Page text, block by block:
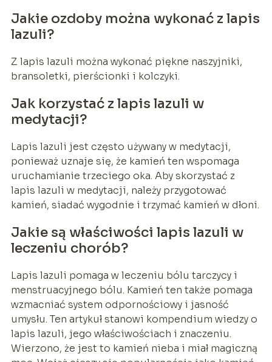
Jakie ozdoby można wykonać z lapis
lazuli?
Z lapis lazuli można wykonać piękne naszyjniki,
bransoletki, pierścionki i kolczyki.
Jak korzystać z lapis lazuli w
medytacji?
Lapis lazuli jest często używany w medytacji,
ponieważ uznaje się, że kamień ten wspomaga
uruchamianie trzeciego oka. Aby skorzystać z
lapis lazuli w medytacji, należy przygotować
kamień, siadać wygodnie i trzymać kamień w dłoni.
Jakie są właściwości lapis lazuli w
leczeniu chorób?
Lapis lazuli pomaga w leczeniu bólu tarczycy i
menstruacyjnego bólu. Kamień ten także pomaga
wzmacniać system odpornościowy i jasność
umysłu. Ten artykuł stanowi kompendium wiedzy o
lapis lazuli, jego właściwościach i znaczeniu.
Wierzono, że jest to kamień nieba i miał magiczną